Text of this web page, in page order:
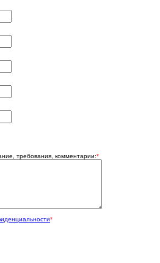
требования, комментарии:*
*